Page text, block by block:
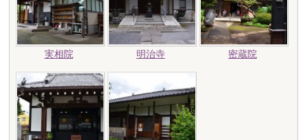
実相院 明治寺 密蔵院